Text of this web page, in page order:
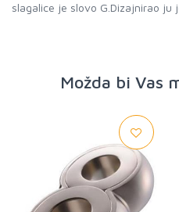
slagalice je slovo G.Dizajnirao ju
Možda bi Vas